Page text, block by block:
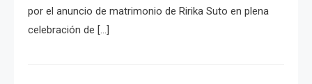
por el anuncio de matrimonio de Ririka Suto en plena
celebración de […]